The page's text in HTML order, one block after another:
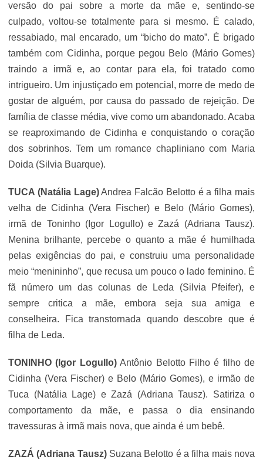
versão do pai sobre a morte da mãe e, sentindo-se
culpado, voltou-se totalmente para si mesmo. É calado,
ressabiado, mal encarado, um “bicho do mato”. É brigado
também com Cidinha, porque pegou Belo (Mário Gomes)
traindo a irmã e, ao contar para ela, foi tratado como
intrigueiro. Um injustiçado em potencial, morre de medo de
gostar de alguém, por causa do passado de rejeição. De
família de classe média, vive como um abandonado. Acaba
se reaproximando de Cidinha e conquistando o coração
dos sobrinhos. Tem um romance chapliniano com Maria
Doida (Silvia Buarque).
TUCA (Natália Lage)Andrea Falcão Belotto é a filha mais
velha de Cidinha (Vera Fischer) e Belo (Mário Gomes),
irmã de Toninho (Igor Logullo) e Zazá (Adriana Tausz).
Menina brilhante, percebe o quanto a mãe é humilhada
pelas exigências do pai, e construiu uma personalidade
meio “menininho”, que recusa um pouco o lado feminino. É
fã número um das colunas de Leda (Silvia Pfeifer), e
sempre critica a mãe, embora seja sua amiga e
conselheira. Fica transtornada quando descobre que é
filha de Leda.
TONINHO (Igor Logullo)Antônio Belotto Filho é filho de
Cidinha (Vera Fischer) e Belo (Mário Gomes), e irmão de
Tuca (Natália Lage) e Zazá (Adriana Tausz). Satiriza o
comportamento da mãe, e passa o dia ensinando
travessuras à irmã mais nova, que ainda é um bebê.
ZAZÁ (Adriana Tausz)Suzana Belotto é a filha mais nova